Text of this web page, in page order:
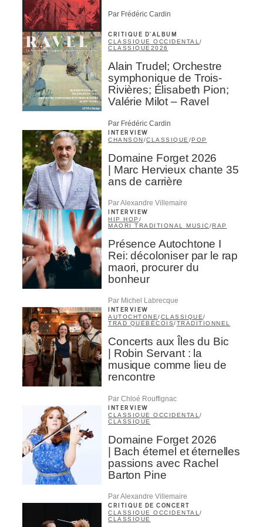
Par Frédéric Cardin
CRITIQUE D'ALBUM
CLASSIQUE OCCIDENTAL /
CLASSIQUE 2026
Alain Trudel; Orchestre
symphonique de Trois-
Rivières; Élisabeth Pion;
Valérie Milot – Ravel
Par Frédéric Cardin
INTERVIEW
CHANSON/CLASSIQUE /POP
Domaine Forget 2026
| Marc Hervieux chante 35
ans de carrière
Par Alexandre Villemaire
INTERVIEW
HIP HOP /
MAORI TRADITIONAL MUSIC/RAP
Présence Autochtone I
Rei: décoloniser par le rap
maori, procurer du
bonheur
Par Michel Labrecque
INTERVIEW
AUTOCHTONE/CLASSIQUE/
TRAD QUÉBÉCOIS/TRADITIONNEL
Concerts aux Îles du Bic
| Robin Servant : la
musique comme lieu de
rencontre
Par Chloé Rouffignac
INTERVIEW
CLASSIQUE OCCIDENTAL /
CLASSIQUE
Domaine Forget 2026
| Bach éternel et éternelles
passions avec Rachel
Barton Pine
Par Alexandre Villemaire
CRITIQUE DE CONCERT
CLASSIQUE OCCIDENTAL/
CLASSIQUE